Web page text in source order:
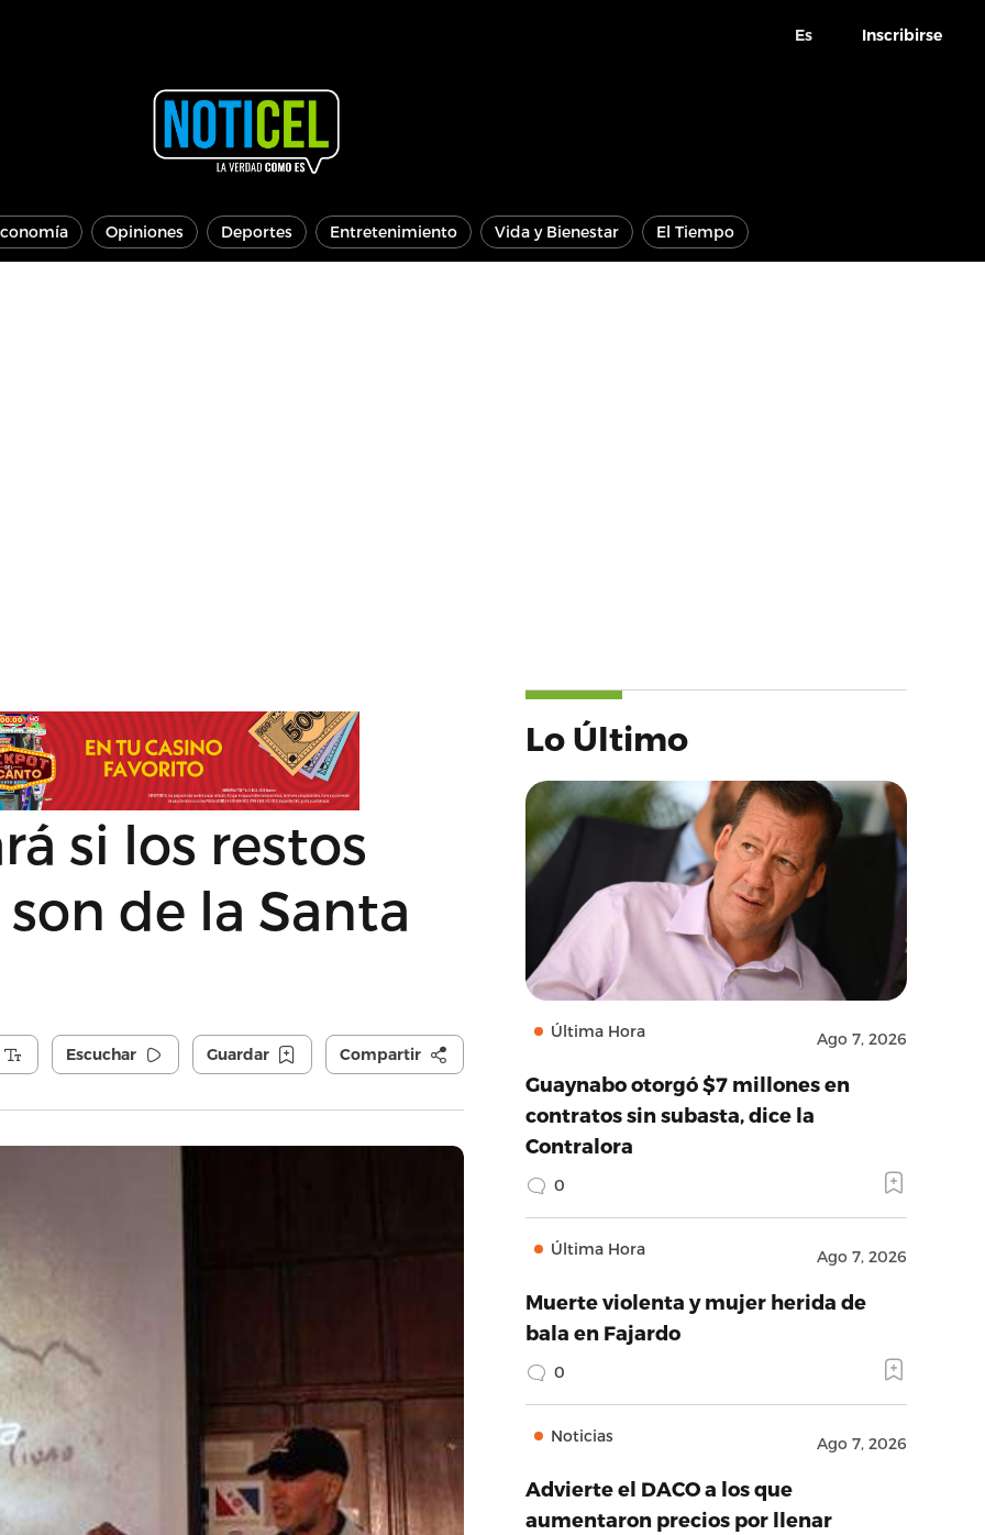
Es Inscribirse
Opiniones Deportes Entretenimiento Vida y Bienestar El Tiempo
si los restos
de la Santa
Escuchar Guardar Compartir
Lo Último
Última Hora Ago 7, 2026
Guaynabo otorgó $7 millones en
contratos sin subasta, dice la
Contralora
0
Última Hora Ago 7, 2026
Muerte violenta y mujer herida de
bala en Fajardo
0
Noticias Ago 7, 2026
Advierte el DACO a los que
aumentaron precios por llenar